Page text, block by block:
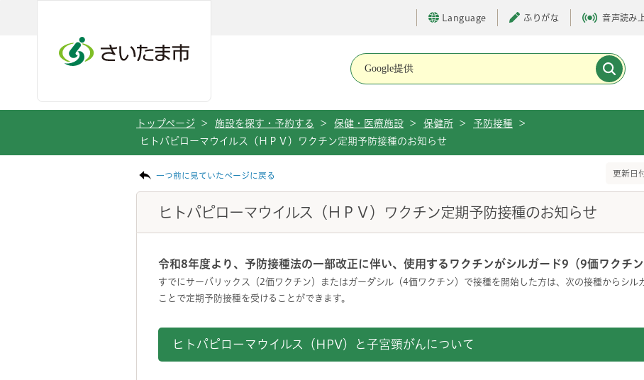
Language ふりがな 音声読み
トップページ > 施設を探す・予約する > 保健・医療施設 > 保健所 > 予防接種
>
ヒトパピローマウイルス（ＨＰＶ）ワクチン定期予防接種のお知らせ
一つ前に見ていたページに戻る 更新日
ヒトパピローマウイルス（ＨＰＶ）ワクチン定期予防接種のお知らせ
令和8年度より、予防接種法の一部改正に伴い、使用するワクチンがシルガード9（9価ワクチン
すでにサーバリックス（2価ワクチン）またはガーダシル（4価ワクチン）で接種を開始した方は、次の接種からシル
ことで定期予防接種を受けることができます。
ヒトパピローマウイルス（HPV）と子宮頸がんについて